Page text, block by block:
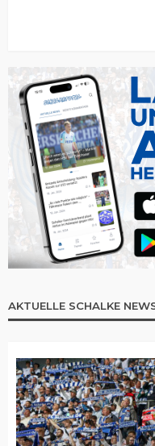
AKTUELLE SCHALKE